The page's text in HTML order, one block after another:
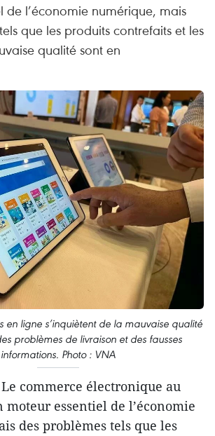
de l’économie numérique, mais
que les produits contrefaits et les
qualité sont en
en ligne s’inquiètent de la mauvaise qualité
problèmes de livraison et des fausses
informations. Photo : VNA
commerce électronique au
moteur essentiel de l’économie
des problèmes tels que les